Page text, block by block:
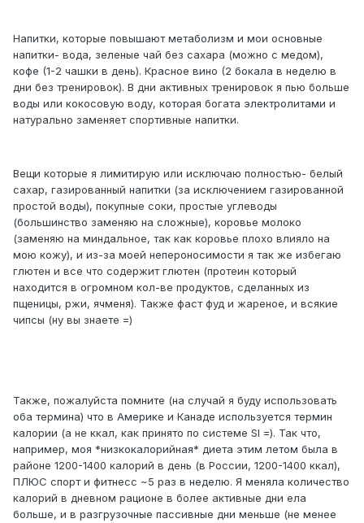
Напитки, которые повышают метаболизм и мои основные
напитки- вода, зеленые чай без сахара (можно с медом),
кофе (1-2 чашки в день). Красное вино (2 бокала в неделю в
дни без тренировок). В дни активных тренировок я пью больше
воды или кокосовую воду, которая богата электролитами и
натурально заменяет спортивные напитки.
Вещи которые я лимитирую или исключаю полностью- белый
сахар, газированный напитки (за исключением газированной
простой воды), покупные соки, простые углеводы
(большинство заменяю на сложные), коровье молоко
(заменяю на миндальное, так как коровье плохо влияло на
мою кожу), и из-за моей непероносимости я так же избегаю
глютен и все что содержит глютен (протеин который
находится в огромном кол-ве продуктов, сделанных из
пщеницы, ржи, ячменя). Также фаст фуд и жареное, и всякие
чипсы (ну вы знаете =)
Также, пожалуйста помните (на случай я буду использовать
оба термина) что в Америке и Канаде используется термин
калории (а не ккал, как принято по системе SI =). Так что,
например, моя *низкокалорийная* диета этим летом была в
районе 1200-1400 калорий в день (в России, 1200-1400 ккал),
ПЛЮС спорт и фитнесс ~5 раз в неделю. Я меняла количество
калорий в дневном рационе в более активные дни ела
больше, и в разгрузочные пассивные дни меньше (не менее